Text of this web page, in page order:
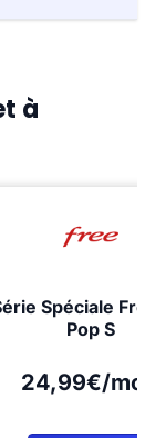
à
Spéciale
Pop S
24,99€/